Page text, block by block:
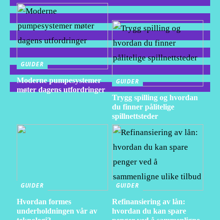
GUIDER
Moderne pumpesystemer
møter dagens utfordringer
GUIDER
Trygg spilling og hvordan
du finner pålitelige
spillnettsteder
GUIDER
Hvordan formes
underholdningen vår av
GUIDER
Refinansiering av lån:
hvordan du kan spare